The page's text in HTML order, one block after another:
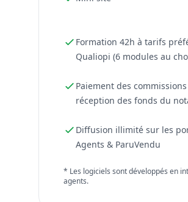
Formation 42h à tarifs
Qualiopi (6 modules au
Paiement des
réception des fonds du
Diffusion illimité sur les
Agents & ParuVendu
* Les logiciels sont développés en
agents.